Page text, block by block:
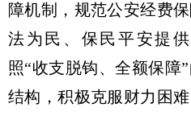
障机制，规范公安经费
法为民、保民平安提
照“收支脱钩、全额保障
结构，积极克服财力困